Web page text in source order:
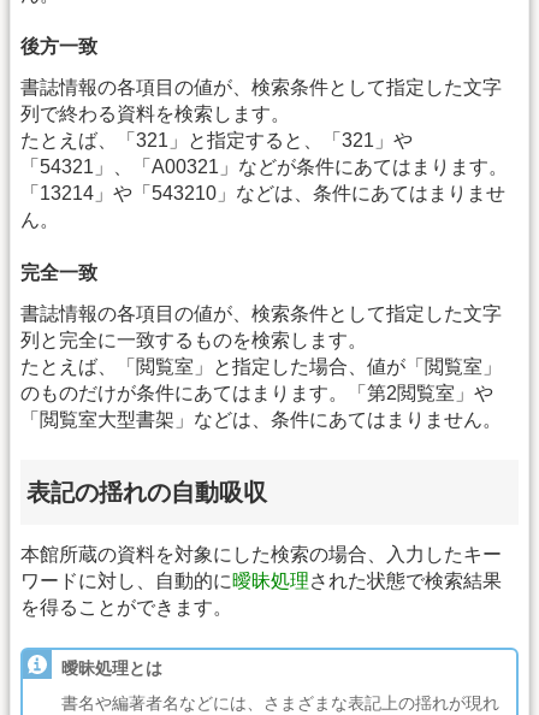
後方一致
書誌情報の各項目の値が、検索条件として指定した文字
列で終わる資料を検索します。
たとえば、「321」と指定すると、「321」や
「54321」、「A00321」などが条件にあてはまります。
「13214」や「543210」などは、条件にあてはまりませ
ん。
完全一致
書誌情報の各項目の値が、検索条件として指定した文字
列と完全に一致するものを検索します。
たとえば、「閲覧室」と指定した場合、値が「閲覧室」
のものだけが条件にあてはまります。「第2閲覧室」や
「閲覧室大型書架」などは、条件にあてはまりません。
表記の揺れの自動吸収
本館所蔵の資料を対象にした検索の場合、入力したキー
ワードに対し、自動的に曖昧処理された状態で検索結果
を得ることができます。
曖昧処理とは
書名や編著者名などには、さまざまな表記上の揺れが現れ